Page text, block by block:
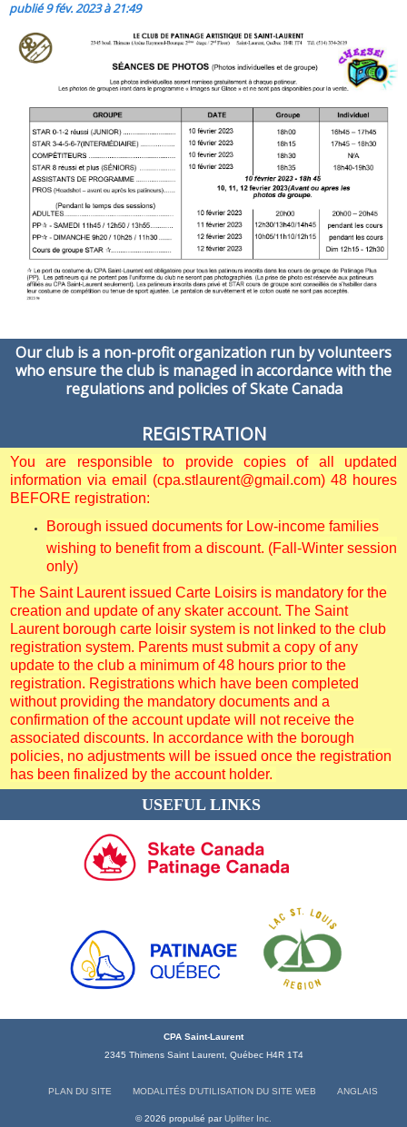
publié 9 fév. 2023 à 21:49
Our club is a non-profit organization run by volunteers
who ensure the club is managed in accordance with the
regulations and policies of Skate Canada
REGISTRATION
You are responsible to provide copies of all updated
information via email (cpa.stlaurent@gmail.com) 48 houres
BEFORE registration:
Borough issued documents for Low-income families
wishing to benefit from a discount. (Fall-Winter session
only)
The Saint Laurent issued Carte Loisirs is mandatory for the
creation and update of any skater account. The Saint
Laurent borough carte loisir system is not linked to the club
registration system. Parents must submit a copy of any
update to the club a minimum of 48 hours prior to the
registration. Registrations which have been completed
without providing the mandatory documents and a
confirmation of the account update will not receive the
associated discounts. In accordance with the borough
policies, no adjustments will be issued once the registration
has been finalized by the account holder.
USEFUL LINKS
CPA Saint-Laurent
2345 Thimens Saint Laurent, Québec H4R 1T4
PLAN DU SITE MODALITÉS D’UTILISATION DU SITE WEB ANGLAIS
© 2026 propulsé parUplifter Inc.